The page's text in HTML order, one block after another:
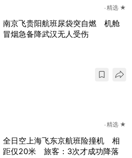
精选 ★
南京飞贵阳航班尿袋突自燃 机舱
冒烟急备降武汉无人受伤
精选 ★
全日空上海飞东京航班险撞机 相
距仅20米 旅客：3次才成功降落